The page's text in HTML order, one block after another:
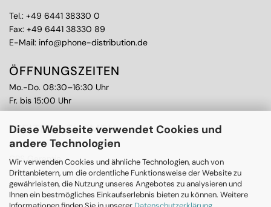
Diese Webseite verwendet Cookies und
andere Technologien
Wir verwenden Cookies und ähnliche Technologien, auch von
Drittanbietern, um die ordentliche Funktionsweise der Website zu
gewährleisten, die Nutzung unseres Angebotes zu analysieren und
Ihnen ein bestmögliches Einkaufserlebnis bieten zu können. Weitere
Tel.: +49 6441 38330 0
Fax: +49 6441 38330 89
E-Mail: info@phone-distribution.de
ÖFFNUNGSZEITEN
Mo.-Do. 08:30–16:30 Uhr
Fr. bis 15:00 Uhr
WEITERE THEMEN
Ankauf
CPS Garantie
RMA